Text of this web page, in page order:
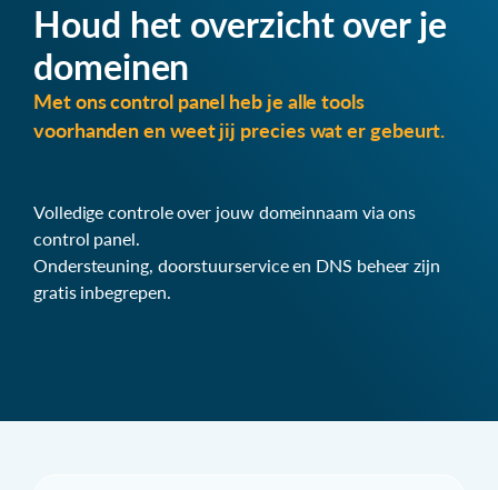
Houd het overzicht over je
domeinen
Met ons control panel heb je alle tools
voorhanden en weet jij precies wat er gebeurt.
Volledige controle over jouw domeinnaam via ons
control panel.
Ondersteuning, doorstuurservice en DNS beheer zijn
gratis inbegrepen.